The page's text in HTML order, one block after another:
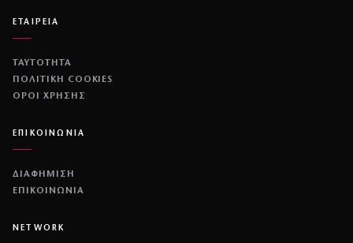
ΕΤΑΙΡΕΙΑ
ΤΑΥΤΟΤΗΤΑ
ΠΟΛΙΤΙΚΉ COOKIES
ΌΡΟΙ ΧΡΉΣΗΣ
ΕΠΙΚΟΙΝΩΝΙΑ
ΔΙΑΦΗΜΙΣΗ
ΕΠΙΚΟΙΝΩΝΙΑ
NETWORK